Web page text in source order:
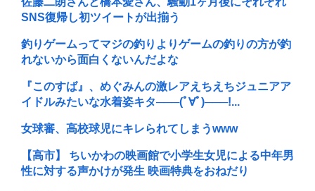
SNS復帰し初ツイートが出揃う
釣りゲームってマジの釣りよりゲームの釣りの方が釣
れないから面白くないんだよな
『このすば』、めぐみんの激レアえちえちジュニアア
イドルみたいな水着姿キタ───(ﾟ∀ﾟ)───!...
女球審、高校球児にキレられてしまうwww
【高市】 ちいかわの映画館で小学生女児による中年男
性に対する声かけが発生 映画特典をおねだり